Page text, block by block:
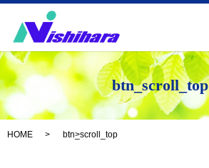
btn_scroll_top
HOME btn_scroll_top